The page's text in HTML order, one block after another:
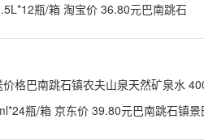
瓶/箱 淘宝价 36.80元巴南跳石
格巴南跳石镇农夫山泉天然矿泉水
瓶/箱 京东价 39.80元巴南跳石镇景